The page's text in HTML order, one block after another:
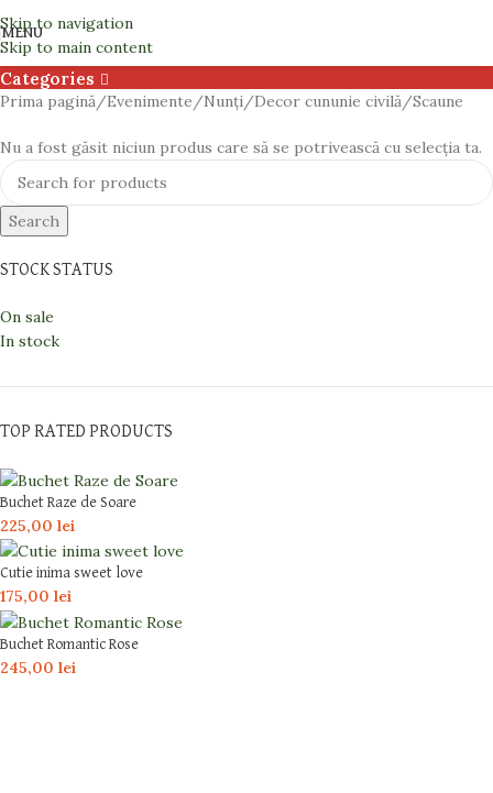
Skip to navigation
Skip to main content
MENU
Scaune
Categories
STOCK STATUS
On sale
In stock
TOP RATED PRODUCTS
Buchet Raze de Soare
225,00 lei
Cutie inima sweet love
175,00 lei
Buchet Romantic Rose
245,00 lei
Prima pagină Evenimente Nunți Decor cununie civilă Scaune
Nu a fost găsit niciun produs care să se potrivească cu selecția ta.
Search